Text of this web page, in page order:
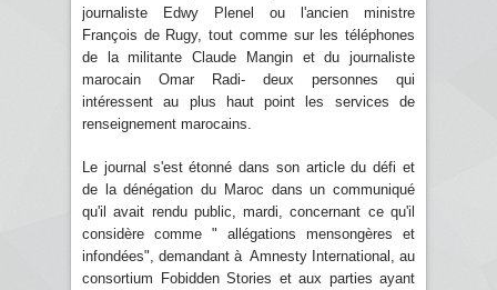
journaliste Edwy Plenel ou l'ancien ministre
François de Rugy, tout comme sur les téléphones
de la militante Claude Mangin et du journaliste
marocain Omar Radi- deux personnes qui
intéressent au plus haut point les services de
renseignement marocains.
Le journal s'est étonné dans son article du défi et
de la dénégation du Maroc dans un communiqué
qu'il avait rendu public, mardi, concernant ce qu'il
considère comme " allégations mensongères et
infondées", demandant à Amnesty International, au
consortium Fobidden Stories et aux parties ayant